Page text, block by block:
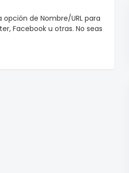
de Nombre/URL para
Facebook u otras. No seas